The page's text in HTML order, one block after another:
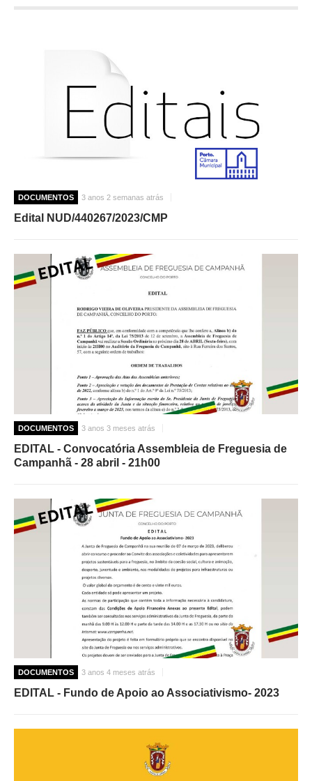
DOCUMENTOS 3 anos 2 semanas atrás
Edital NUD/440267/2023/CMP
DOCUMENTOS 3 anos 3 meses atrás
EDITAL - Convocatória Assembleia de Freguesia de
Campanhã - 28 abril - 21h00
DOCUMENTOS 3 anos 4 meses atrás
EDITAL - Fundo de Apoio ao Associativismo- 2023